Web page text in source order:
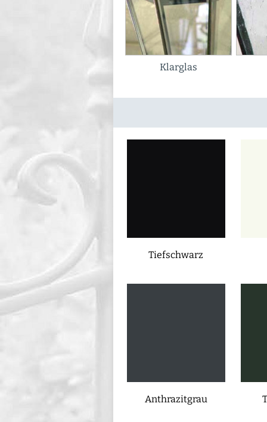
Klarglas
Tiefschwarz
Anthrazitgrau